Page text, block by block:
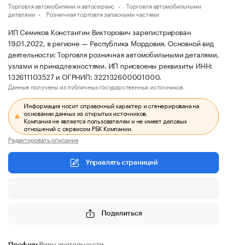
Торговля автомобилями и автосервис
Торговля автомобильными
деталями
Розничная торговля запасными частями
ИП Семиков Константин Викторович зарегистрирован
19.01.2022, в регионе — Республика Мордовия. Основной вид
деятельности: Торговля розничная автомобильными деталями,
узлами и принадлежностями. ИП присвоены реквизиты ИНН:
132611103527 и ОГРНИП: 322132600001000.
Данные получены из публичных государственных источников.
Информация носит справочный характер и сгенерирована на
основании данных из открытых источников.
Компания не является пользователем и не имеет деловых
отношений с сервисом РБК Компании.
Редактировать описание
Управлять страницей
Поделиться